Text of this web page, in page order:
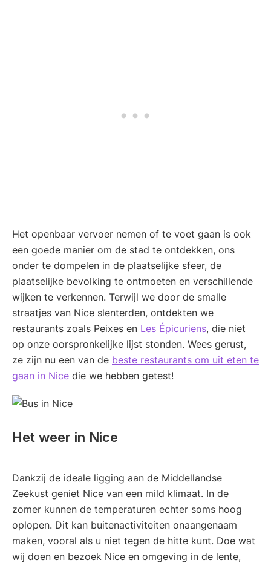
Het openbaar vervoer nemen of te voet gaan is ook
een goede manier om de stad te ontdekken, ons
onder te dompelen in de plaatselijke sfeer, de
plaatselijke bevolking te ontmoeten en verschillende
wijken te verkennen. Terwijl we door de smalle
straatjes van Nice slenterden, ontdekten we
restaurants zoals Peixes en Les Épicuriens, die niet
op onze oorspronkelijke lijst stonden. Wees gerust,
ze zijn nu een van de beste restaurants om uit eten te
gaan in Nice die we hebben getest!
Het weer in Nice
Dankzij de ideale ligging aan de Middellandse
Zeekust geniet Nice van een mild klimaat. In de
zomer kunnen de temperaturen echter soms hoog
oplopen. Dit kan buitenactiviteiten onaangenaam
maken, vooral als u niet tegen de hitte kunt. Doe wat
wij doen en bezoek Nice en omgeving in de lente,